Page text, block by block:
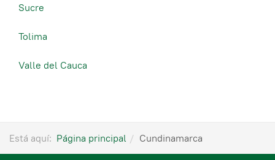
Sucre
Tolima
Valle del Cauca
Está aquí: Página principal Cundinamarca